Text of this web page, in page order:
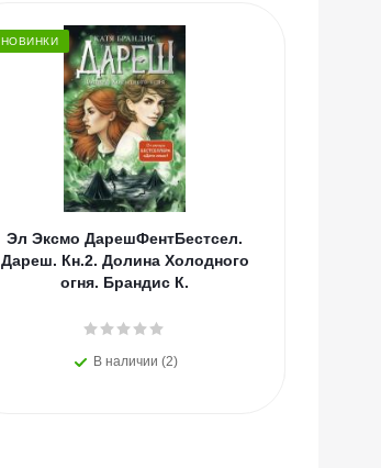
НОВИНКИ
Эл Эксмо ДарешФентБестсел.
Дареш. Кн.2. Долина Холодного
огня. Брандис К.
В наличии (2)